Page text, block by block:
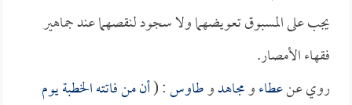
يجب على المسبوق تعويضهما ولا سجود لنقصهما عند جماهير
فقهاء الأمصار.
روي عنعطاءومجاهدوطاوس: (أن من فاتته الخطبة يوم